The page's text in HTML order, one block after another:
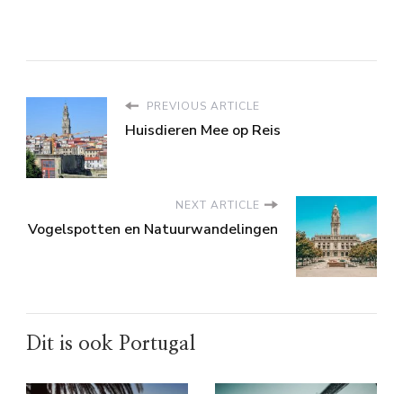
PREVIOUS ARTICLE
Huisdieren Mee op Reis
NEXT ARTICLE
Vogelspotten en Natuurwandelingen
Dit is ook Portugal